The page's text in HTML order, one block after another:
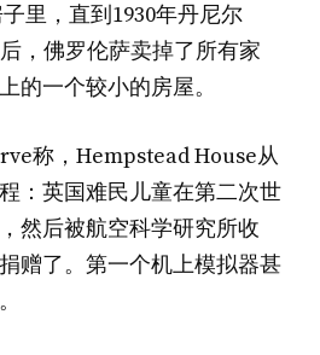
里，直到1930年丹尼尔
，佛罗伦萨卖掉了所有家
的一个较小的房屋。
称，Hempstead House从
：英国难民儿童在第二次世
然后被航空科学研究所收
赠了。第一个机上模拟器甚